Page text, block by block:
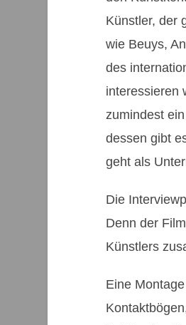
Künstler, der
wie Beuys,
des
interessieren
zumindest
dessen gibt
geht als
Die
Denn der
Künstlers
Eine